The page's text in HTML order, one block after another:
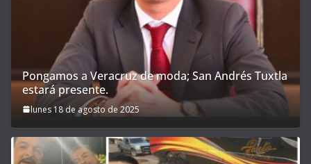
Pongamos a Veracruz de moda; San Andrés Tuxtla
estará presente.
lunes 18 de agosto de 2025